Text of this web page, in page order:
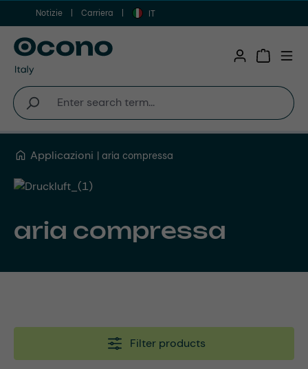
Vai al contenuto principale
Notizie Carriera IT
Applicazioni aria compressa
aria compressa
Filter products